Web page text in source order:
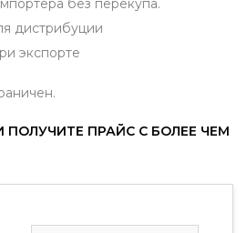
без перекупа.
дистрибуции
экспорте
ПРАЙС С БОЛЕЕ ЧЕМ